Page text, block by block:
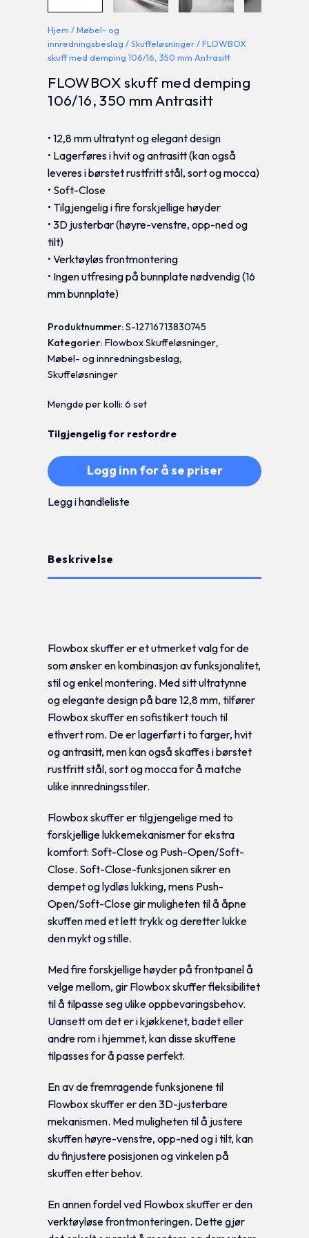
Hjem /Møbel- og
innredningsbeslag /Skuffeløsninger/ FLOWBOX
skuff med demping 106/16, 350 mm Antrasitt
FLOWBOX skuff med demping
106/16, 350 mm Antrasitt
• 12,8 mm ultratynt og elegant design
• Lagerføres i hvit og antrasitt (kan også
leveres i børstet rustfritt stål, sort og mocca)
• Soft-Close
• Tilgjengelig i fire forskjellige høyder
• 3D justerbar (høyre-venstre, opp-ned og
tilt)
• Verktøyløs frontmontering
• Ingen utfresing på bunnplate nødvendig (16
mm bunnplate)
Produktnummer:S-12716713830745
Kategorier:Flowbox Skuffeløsninger,
Møbel- og innredningsbeslag,
Skuffeløsninger
Mengde per kolli: 6 set
Tilgjengelig for restordre
Logg inn for å se priser
Legg i handleliste
Beskrivelse
Flowbox skuffer er et utmerket valg for de
som ønsker en kombinasjon av funksjonalitet,
stil og enkel montering. Med sitt ultratynne
og elegante design på bare 12,8 mm, tilfører
Flowbox skuffer en sofistikert touch til
ethvert rom. De er lagerført i to farger, hvit
og antrasitt, men kan også skaffes i børstet
rustfritt stål, sort og mocca for å matche
ulike innredningsstiler.
Flowbox skuffer er tilgjengelige med to
forskjellige lukkemekanismer for ekstra
komfort: Soft-Close og Push-Open/Soft-
Close. Soft-Close-funksjonen sikrer en
dempet og lydløs lukking, mens Push-
Open/Soft-Close gir muligheten til å åpne
skuffen med et lett trykk og deretter lukke
den mykt og stille.
Med fire forskjellige høyder på frontpanel å
velge mellom, gir Flowbox skuffer fleksibilitet
til å tilpasse seg ulike oppbevaringsbehov.
Uansett om det er i kjøkkenet, badet eller
andre rom i hjemmet, kan disse skuffene
tilpasses for å passe perfekt.
En av de fremragende funksjonene til
Flowbox skuffer er den 3D-justerbare
mekanismen. Med muligheten til å justere
skuffen høyre-venstre, opp-ned og i tilt, kan
du finjustere posisjonen og vinkelen på
skuffen etter behov.
En annen fordel ved Flowbox skuffer er den
verktøyløse frontmonteringen. Dette gjør